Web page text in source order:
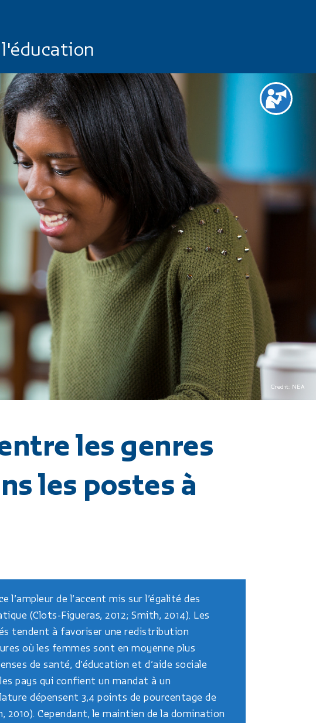
Credit: NEA
les genres
les postes à
l’ampleur de l’accent mis sur l’égalité des
(Clots-Figueras, 2012; Smith, 2014). Les
tendent à favoriser une redistribution
où les femmes sont en moyenne plus
de santé, d’éducation et d’aide sociale
pays qui confient un mandat à un
dépensent 3,4 points de pourcentage de
2010). Cependant, le maintien de la domination